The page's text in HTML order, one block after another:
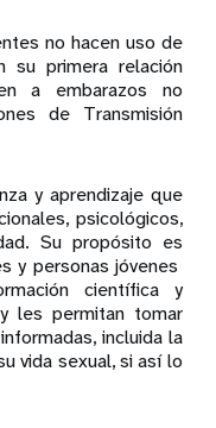
no hacen uso de
su primera relación
a embarazos no
de Transmisión
y aprendizaje que
psicológicos,
Su propósito es
y personas jóvenes
científica y
les permitan tomar
incluida la
vida sexual, si así lo